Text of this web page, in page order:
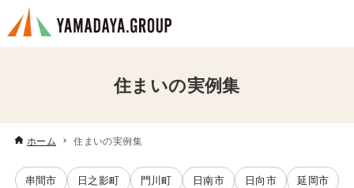
住まいの実例集
ホーム 住まいの実例集
串間市 日之影町 門川町 日南市 日向市
延岡市